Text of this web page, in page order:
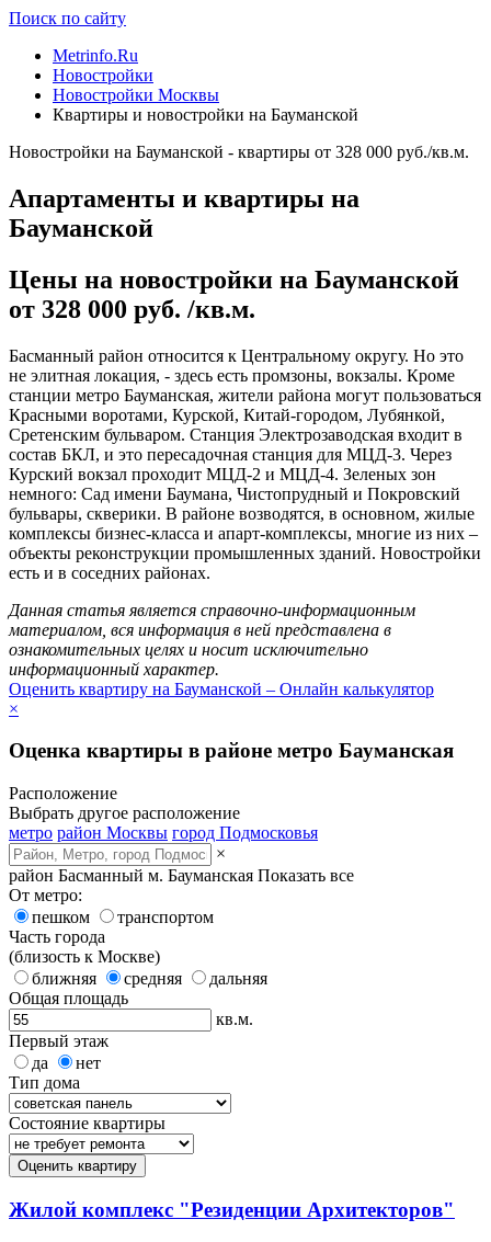
Поиск по сайту
Metrinfo.Ru
Новостройки
Новостройки Москвы
Квартиры и новостройки на Бауманской
Новостройки на Бауманской - квартиры от 328 000 руб./кв.м.
Апартаменты и квартиры на
Бауманской
Цены на новостройки на Бауманской
от 328 000 руб. /кв.м.
Басманный район относится к Центральному округу. Но это
не элитная локация, - здесь есть промзоны, вокзалы. Кроме
станции метро Бауманская, жители района могут пользоваться
Красными воротами, Курской, Китай-городом, Лубянкой,
Сретенским бульваром. Станция Электрозаводская входит в
состав БКЛ, и это пересадочная станция для МЦД-3. Через
Курский вокзал проходит МЦД-2 и МЦД-4. Зеленых зон
немного: Сад имени Баумана, Чистопрудный и Покровский
бульвары, скверики. В районе возводятся, в основном, жилые
комплексы бизнес-класса и апарт-комплексы, многие из них –
объекты реконструкции промышленных зданий. Новостройки
есть и в соседних районах.
Данная статья является справочно-информационным
материалом, вся информация в ней представлена в
ознакомительных целях и носит исключительно
информационный характер.
Оценить квартиру на Бауманской – Онлайн калькулятор
×
Оценка квартиры в районе метро Бауманская
Расположение
Выбрать другое расположение
метро район Москвы город Подмосковья
×
район Басманный м. Бауманская Показать все
От метро:
пешком
транспортом
Часть города
(близость к Москве)
ближняя
средняя
дальняя
Общая площадь
кв.м.
Первый этаж
да
нет
Тип дома
Состояние квартиры
Оценить квартиру
Жилой комплекс "Резиденции Архитекторов"